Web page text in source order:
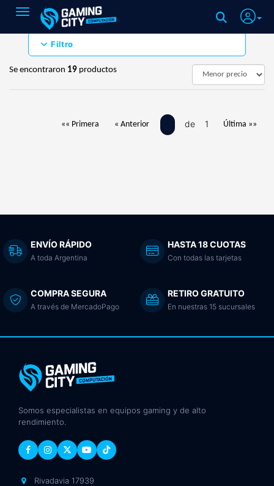
Toggle navigation
Filtro
Se encontraron 19 productos
«« Primera « Anterior de 1 Última »»
ENVÍO RÁPIDO
A toda Argentina
HASTA 18 CUOTAS
Con todas las tarjetas
COMPRA SEGURA
A través de MercadoPago
RETIRO GRATUITO
En nuestras 15 sucursales
Somos especialistas en equipos gaming y de alto
rendimiento.
Rivadavia 17939